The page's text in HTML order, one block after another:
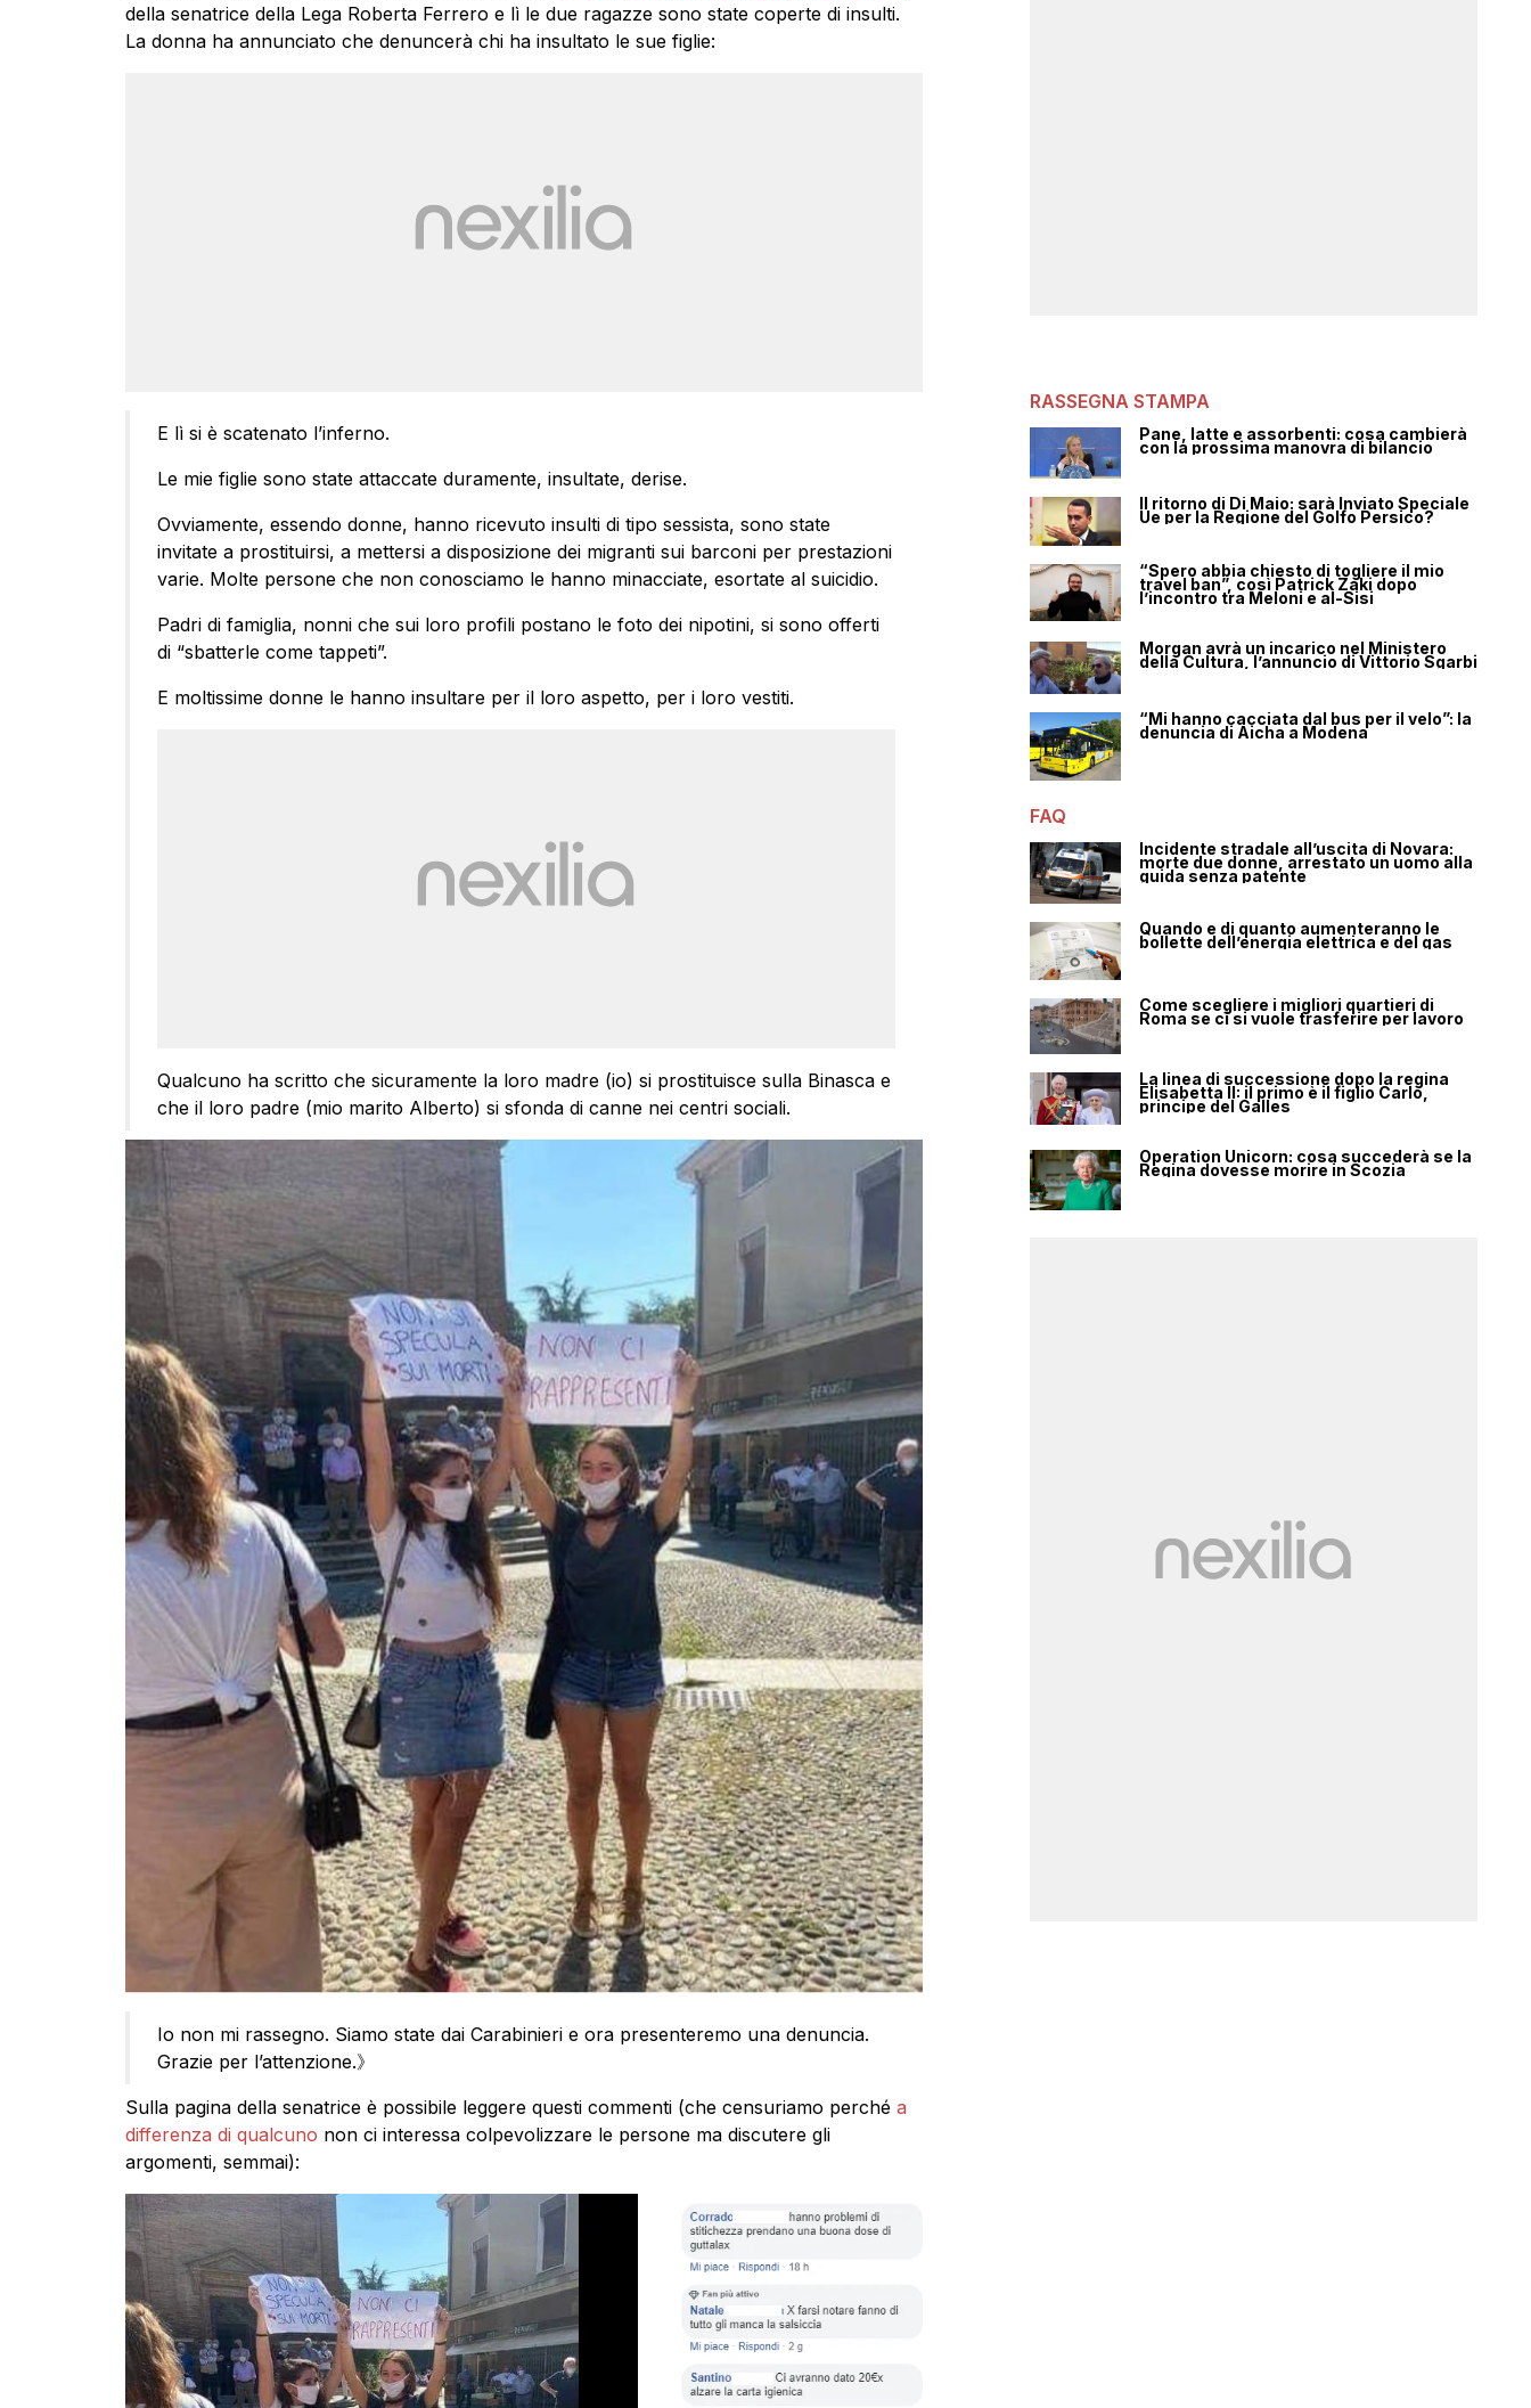
della senatrice della Lega Roberta Ferrero e lì le due ragazze sono state coperte di insulti.
La donna ha annunciato che denuncerà chi ha insultato le sue figlie:
E lì si è scatenato l’inferno.
Le mie figlie sono state attaccate duramente, insultate, derise.
Ovviamente, essendo donne, hanno ricevuto insulti di tipo sessista, sono state
invitate a prostituirsi, a mettersi a disposizione dei migranti sui barconi per prestazioni
varie. Molte persone che non conosciamo le hanno minacciate, esortate al suicidio.
Padri di famiglia, nonni che sui loro profili postano le foto dei nipotini, si sono offerti
di “sbatterle come tappeti”.
E moltissime donne le hanno insultare per il loro aspetto, per i loro vestiti.
Qualcuno ha scritto che sicuramente la loro madre (io) si prostituisce sulla Binasca e
che il loro padre (mio marito Alberto) si sfonda di canne nei centri sociali.
Io non mi rassegno. Siamo state dai Carabinieri e ora presenteremo una denuncia.
Grazie per l’attenzione.》
Sulla pagina della senatrice è possibile leggere questi commenti (che censuriamo perché a
differenza di qualcuno non ci interessa colpevolizzare le persone ma discutere gli
argomenti, semmai):
RASSEGNA STAMPA
Pane, latte e assorbenti: cosa cambierà
con la prossima manovra di bilancio
Il ritorno di Di Maio: sarà Inviato Speciale
Ue per la Regione del Golfo Persico?
“Spero abbia chiesto di togliere il mio
travel ban”, così Patrick Zaki dopo
l’incontro tra Meloni e al-Sisi
Morgan avrà un incarico nel Ministero
della Cultura, l’annuncio di Vittorio Sgarbi
“Mi hanno cacciata dal bus per il velo”: la
denuncia di Aicha a Modena
FAQ
Incidente stradale all’uscita di Novara:
morte due donne, arrestato un uomo alla
guida senza patente
Quando e di quanto aumenteranno le
bollette dell’energia elettrica e del gas
Come scegliere i migliori quartieri di
Roma se ci si vuole trasferire per lavoro
La linea di successione dopo la regina
Elisabetta II: il primo è il figlio Carlo,
principe del Galles
Operation Unicorn: cosa succederà se la
Regina dovesse morire in Scozia